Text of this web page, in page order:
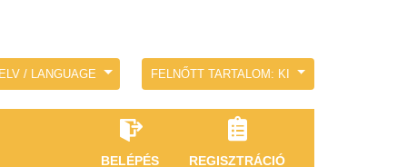
/ LANGUAGE FELNŐTT TARTALOM: KI
BELÉPÉS REGISZTRÁCIÓ